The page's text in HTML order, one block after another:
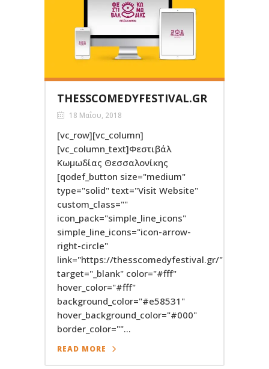
THESSCOMEDYFESTIVAL.GR
18 Μαΐου, 2018
[vc_row][vc_column]
[vc_column_text]Φεστιβάλ
Κωμωδίας Θεσσαλονίκης
[qodef_button size="medium"
type="solid" text="Visit Website"
custom_class=""
icon_pack="simple_line_icons"
simple_line_icons="icon-arrow-
right-circle"
link="https://thesscomedyfestival.gr/"
target="_blank" color="#fff"
hover_color="#fff"
background_color="#e58531"
hover_background_color="#000"
border_color=""...
READ MORE